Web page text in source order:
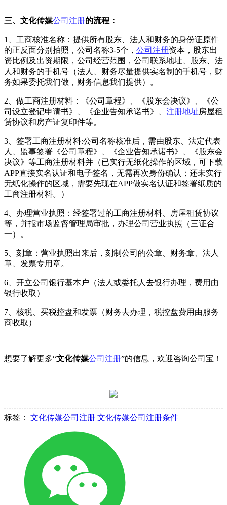
三、文化传媒公司注册的流程：
1、工商核准名称：提供所有股东、法人和财务的身份证原件
的正反面分别拍照，公司名称3-5个， 公司注册资本，股东出
资比例及出资期限，公司经营范围，公司联系地址、股东、法
人和财务的手机号（法人、财务尽量提供实名制的手机号，财
务如果委托我们做，财务信息我们提供）。
2、做工商注册材料：《公司章程》、《股东会决议》、《公
司设立登记申请书》、《企业告知承诺书》、 注册地址房屋租
赁协议和房产证复印件等。
3、签署工商注册材料:公司名称核准后，需由股东、法定代表
人、监事签署《公司章程》、《企业告知承诺书》、《股东会
决议》等工商注册材料并（已实行无纸化操作的区域，可下载
APP直接实名认证和电子签名，无需再次身份确认；还未实行
无纸化操作的区域，需要先现在APP做实名认证和签署纸质的
工商注册材料。）
4、办理营业执照：经签署过的工商注册材料、房屋租赁协议
等，并报市场监督管理局审批，办理公司营业执照（三证合
一）。
5、刻章：营业执照出来后，刻制公司的公章、财务章、法人
章、发票专用章。
6、开立公司银行基本户（法人或委托人去银行办理，费用由
银行收取）
7、核税、买税控盘和发票（财务去办理，税控盘费用由服务
商收取）
想要了解更多“文化传媒公司注册”的信息，欢迎咨询公司宝！
标签： 文化传媒公司注册 文化传媒公司注册条件